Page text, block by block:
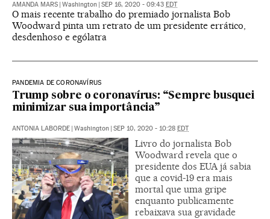
AMANDA MARS Washington SEP 16, 2020 - 09:43 EDT
O mais recente trabalho do premiado jornalista Bob
Woodward pinta um retrato de um presidente errático,
desdenhoso e ególatra
PANDEMIA DE CORONAVÍRUS
Trump sobre o coronavírus: “Sempre busquei
minimizar sua importância”
ANTONIA LABORDE Washington SEP 10, 2020 - 10:28 EDT
Livro do jornalista Bob
Woodward revela que o
presidente dos EUA já sabia
que a covid-19 era mais
mortal que uma gripe
enquanto publicamente
rebaixava sua gravidade